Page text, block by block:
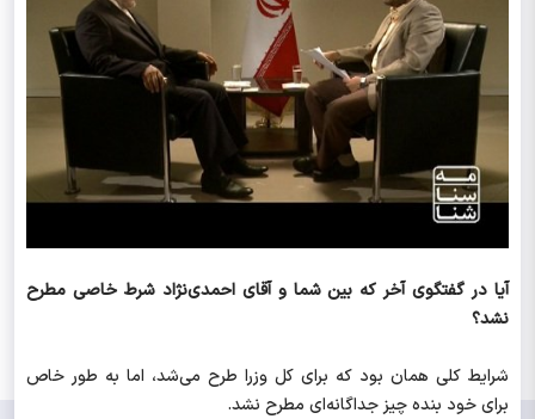
آیا در گفتگوی آخر که بین شما و آقای احمدی‌نژاد شرط خاصی مطرح
نشد؟
شرایط کلی همان بود که برای کل وزرا طرح می‌شد، اما به طور خاص
برای خود بنده چیز جداگانه‌ای مطرح نشد.